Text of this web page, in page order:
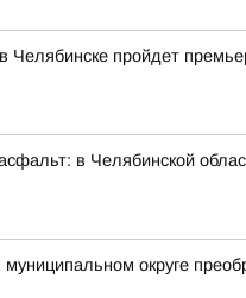
Челябинске пройдет
в Челябинской
округе